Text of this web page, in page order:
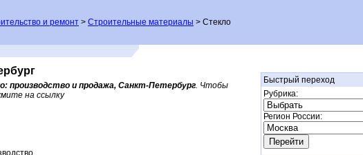
и ремонт > Строительные материалы > Стекло
производство и продажа, Санкт-Петербург. Чтобы
на ссылку
Быстрый переход
Рубрика:
Регион России: